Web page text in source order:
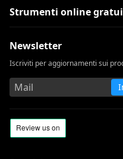
Strumenti online
Newsletter
Iscriviti per aggiornamenti sui